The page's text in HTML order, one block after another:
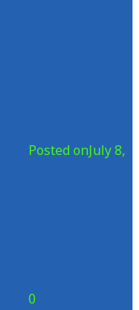
Posted onJuly 8,
0